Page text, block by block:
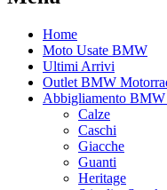
Home
Moto Usate BMW
Ultimi Arrivi
Outlet BMW
Abbigliamento
Calze
Caschi
Giacche
Guanti
Heritage